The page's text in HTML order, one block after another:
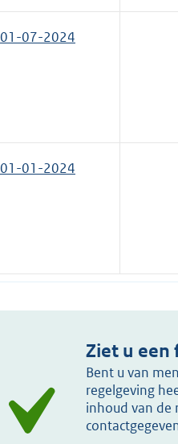
01-07-2024
01-01-2024
Ziet u een
Bent u van
regelgeving
inhoud van de